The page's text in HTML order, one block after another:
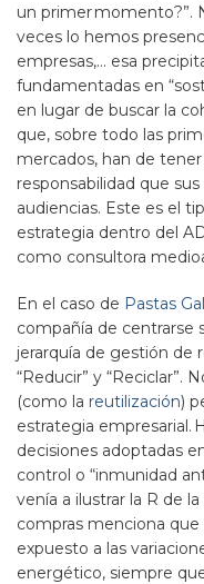
un primer momento?”.
veces lo hemos
empresas,… esa
fundamentadas en
en lugar de buscar la
que, sobre todo las
mercados, han de
responsabilidad que
audiencias. Este es el
estrategia dentro del
como consultora
En el caso de Pastas
compañía de centrarse
jerarquía de gestión de
“Reducir” y “Reciclar”.
(como la reutilización)
estrategia empresarial.
decisiones adoptadas
control o “inmunidad
venía a ilustrar la R de
compras menciona
expuesto a las
energético, siempre